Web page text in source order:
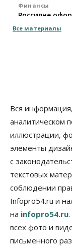
Финансы
Россияне
06 Августа 2026,
Бизнес
выпуск
06 Августа 2026,
Общество
настоящая
обзванивают
перед
06 Августа 2026,
Власть
Режим ЧС
06 Августа 2026,
Все материалы
Вся
аналитическом
иллюстрации,
элементы
с
текстовых
соблюдении
Infopro54.ru и
на infopro54.ru
всех фото и
письменного